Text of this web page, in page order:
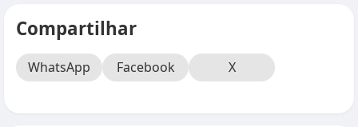
Compartilhar
WhatsApp Facebook X